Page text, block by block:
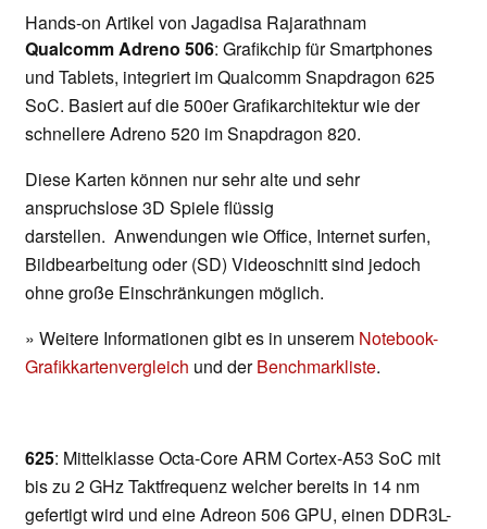
Hands-on Artikel von Jagadisa Rajarathnam
Qualcomm Adreno 506: Grafikchip für Smartphones
und Tablets, integriert im Qualcomm Snapdragon 625
SoC. Basiert auf die 500er Grafikarchitektur wie der
schnellere Adreno 520 im Snapdragon 820.
Diese Karten können nur sehr alte und sehr
anspruchslose 3D Spiele flüssig
darstellen. Anwendungen wie Office, Internet surfen,
Bildbearbeitung oder (SD) Videoschnitt sind jedoch
ohne große Einschränkungen möglich.
» Weitere Informationen gibt es in unserem Notebook-
Grafikkartenvergleich und derBenchmarkliste.
625: Mittelklasse Octa-Core ARM Cortex-A53 SoC mit
bis zu 2 GHz Taktfrequenz welcher bereits in 14 nm
gefertigt wird und eine Adreon 506 GPU, einen DDR3L-